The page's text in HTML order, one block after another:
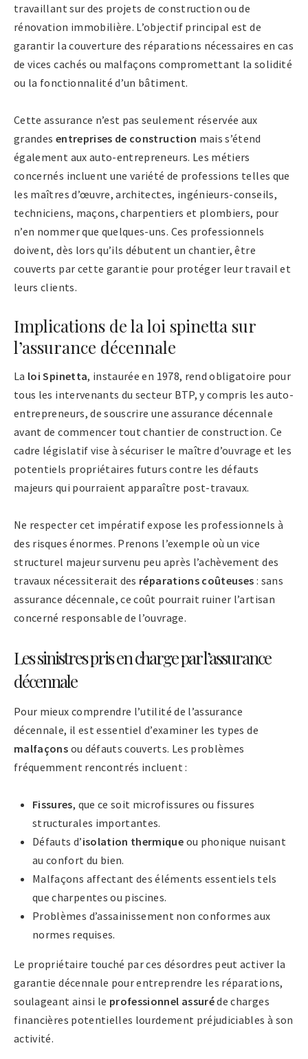
travaillant sur des projets de construction ou de
rénovation immobilière. L’objectif principal est de
garantir la couverture des réparations nécessaires en cas
de vices cachés ou malfaçons compromettant la solidité
ou la fonctionnalité d’un bâtiment.
Cette assurance n’est pas seulement réservée aux
grandes entreprises de construction mais s’étend
également aux auto-entrepreneurs. Les métiers
concernés incluent une variété de professions telles que
les maîtres d’œuvre, architectes, ingénieurs-conseils,
techniciens, maçons, charpentiers et plombiers, pour
n’en nommer que quelques-uns. Ces professionnels
doivent, dès lors qu’ils débutent un chantier, être
couverts par cette garantie pour protéger leur travail et
leurs clients.
Implications de la loi spinetta sur
l’assurance décennale
La loi Spinetta, instaurée en 1978, rend obligatoire pour
tous les intervenants du secteur BTP, y compris les auto-
entrepreneurs, de souscrire une assurance décennale
avant de commencer tout chantier de construction. Ce
cadre législatif vise à sécuriser le maître d’ouvrage et les
potentiels propriétaires futurs contre les défauts
majeurs qui pourraient apparaître post-travaux.
Ne respecter cet impératif expose les professionnels à
des risques énormes. Prenons l’exemple où un vice
structurel majeur survenu peu après l’achèvement des
travaux nécessiterait des réparations coûteuses : sans
assurance décennale, ce coût pourrait ruiner l’artisan
concerné responsable de l’ouvrage.
Les sinistres pris en charge par l’assurance
décennale
Pour mieux comprendre l’utilité de l’assurance
décennale, il est essentiel d’examiner les types de
malfaçons ou défauts couverts. Les problèmes
fréquemment rencontrés incluent :
Fissures, que ce soit microfissures ou fissures
structurales importantes.
Défauts d’isolation thermique ou phonique nuisant
au confort du bien.
Malfaçons affectant des éléments essentiels tels
que charpentes ou piscines.
Problèmes d’assainissement non conformes aux
normes requises.
Le propriétaire touché par ces désordres peut activer la
garantie décennale pour entreprendre les réparations,
soulageant ainsi le professionnel assuréde charges
financières potentielles lourdement préjudiciables à son
activité.